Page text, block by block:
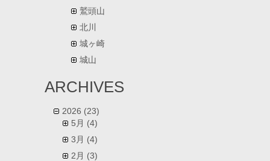
鷲頭山
北川
城ヶ崎
城山
ARCHIVES
2026 (23)
5月 (4)
3月 (4)
2月 (3)